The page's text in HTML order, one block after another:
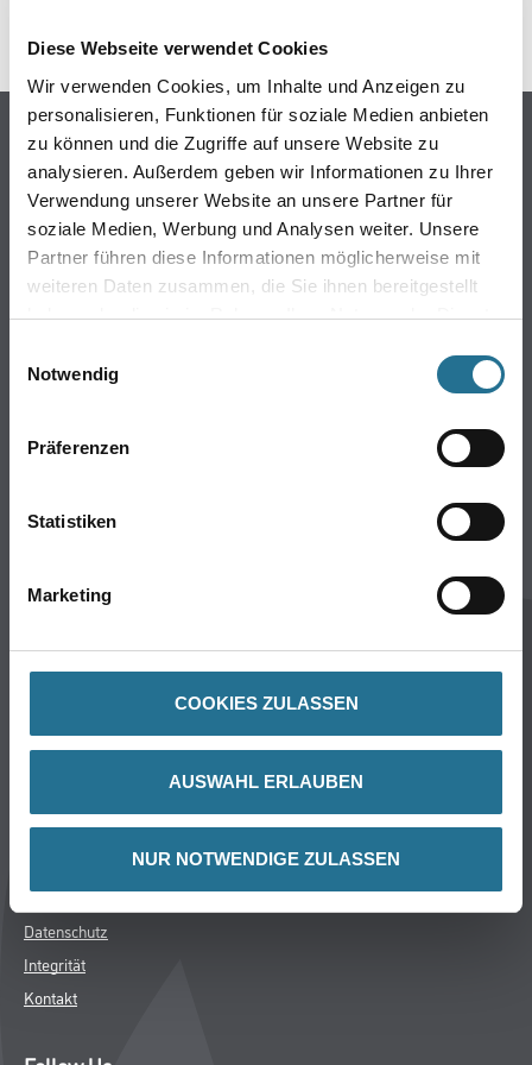
Diese Webseite verwendet Cookies
Wir verwenden Cookies, um Inhalte und Anzeigen zu
personalisieren, Funktionen für soziale Medien anbieten
zu können und die Zugriffe auf unsere Website zu
analysieren. Außerdem geben wir Informationen zu Ihrer
Verwendung unserer Website an unsere Partner für
soziale Medien, Werbung und Analysen weiter. Unsere
Partner führen diese Informationen möglicherweise mit
weiteren Daten zusammen, die Sie ihnen bereitgestellt
haben oder die sie im Rahmen Ihrer Nutzung der Dienste
Notwendig
Präferenzen
Statistiken
Marketing
COOKIES ZULASSEN
AUSWAHL ERLAUBEN
NUR NOTWENDIGE ZULASSEN
Online-Shop
Farben
WDV-Systeme
Trockenbau
Putze- und Spachtelmassen
Werkzeuge & Maschinen
Sortiment
Standorte
Rechtliches
Nutzungsbedingungen
Logistik- und Servicepreisliste
Impressum
Datenschutz
Integrität
Kontakt